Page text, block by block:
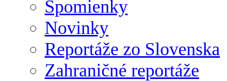
Spomienky
Novinky
Reportáže zo Slovenska
Zahraničné reportáže